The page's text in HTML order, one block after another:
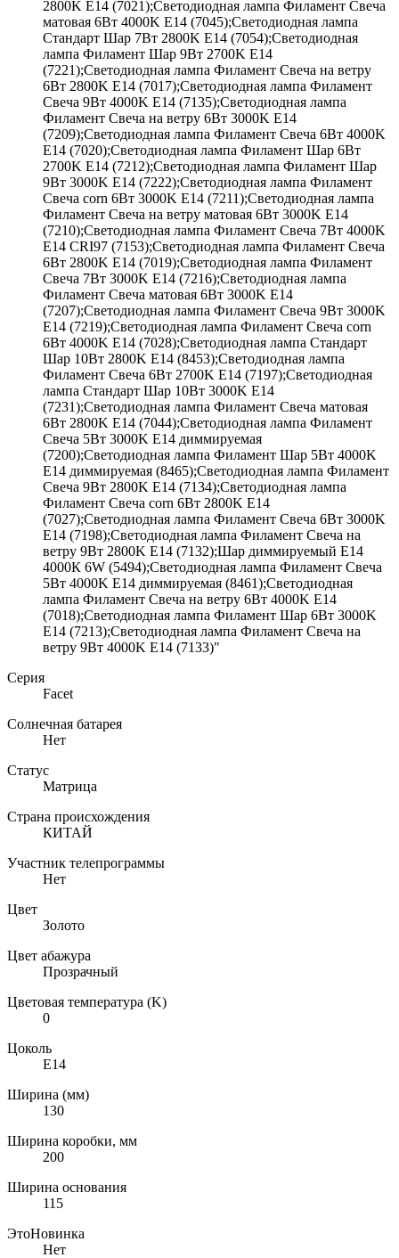
2800K E14 (7021);Светодиодная лампа Филамент Свеча
матовая 6Вт 4000K E14 (7045);Светодиодная лампа
Стандарт Шар 7Вт 2800K E14 (7054);Светодиодная
лампа Филамент Шар 9Вт 2700K E14
(7221);Светодиодная лампа Филамент Свеча на ветру
6Вт 2800K E14 (7017);Светодиодная лампа Филамент
Свеча 9Вт 4000K E14 (7135);Светодиодная лампа
Филамент Свеча на ветру 6Вт 3000K E14
(7209);Светодиодная лампа Филамент Свеча 6Вт 4000K
E14 (7020);Светодиодная лампа Филамент Шар 6Вт
2700K E14 (7212);Светодиодная лампа Филамент Шар
9Вт 3000K E14 (7222);Светодиодная лампа Филамент
Свеча corn 6Вт 3000K E14 (7211);Светодиодная лампа
Филамент Свеча на ветру матовая 6Вт 3000K E14
(7210);Светодиодная лампа Филамент Свеча 7Вт 4000K
E14 CRI97 (7153);Светодиодная лампа Филамент Свеча
6Вт 2800K E14 (7019);Светодиодная лампа Филамент
Свеча 7Вт 3000K E14 (7216);Светодиодная лампа
Филамент Свеча матовая 6Вт 3000K E14
(7207);Светодиодная лампа Филамент Свеча 9Вт 3000K
E14 (7219);Светодиодная лампа Филамент Свеча corn
6Вт 4000K E14 (7028);Светодиодная лампа Стандарт
Шар 10Вт 2800K E14 (8453);Светодиодная лампа
Филамент Свеча 6Вт 2700K E14 (7197);Светодиодная
лампа Стандарт Шар 10Вт 3000K E14
(7231);Светодиодная лампа Филамент Свеча матовая
6Вт 2800K E14 (7044);Светодиодная лампа Филамент
Свеча 5Вт 3000K E14 диммируемая
(7200);Светодиодная лампа Филамент Шар 5Вт 4000K
E14 диммируемая (8465);Светодиодная лампа Филамент
Свеча 9Вт 2800K E14 (7134);Светодиодная лампа
Филамент Свеча corn 6Вт 2800K E14
(7027);Светодиодная лампа Филамент Свеча 6Вт 3000K
E14 (7198);Светодиодная лампа Филамент Свеча на
ветру 9Вт 2800K E14 (7132);Шар диммируемый Е14
4000К 6W (5494);Светодиодная лампа Филамент Свеча
5Вт 4000K E14 диммируемая (8461);Светодиодная
лампа Филамент Свеча на ветру 6Вт 4000K E14
(7018);Светодиодная лампа Филамент Шар 6Вт 3000K
E14 (7213);Светодиодная лампа Филамент Свеча на
ветру 9Вт 4000K E14 (7133)"
Серия
Facet
Солнечная батарея
Нет
Статус
Матрица
Страна происхождения
КИТАЙ
Участник телепрограммы
Нет
Цвет
Золото
Цвет абажура
Прозрачный
Цветовая температура (K)
0
Цоколь
E14
Ширина (мм)
130
Ширина коробки, мм
200
Ширина основания
115
ЭтоНовинка
Нет